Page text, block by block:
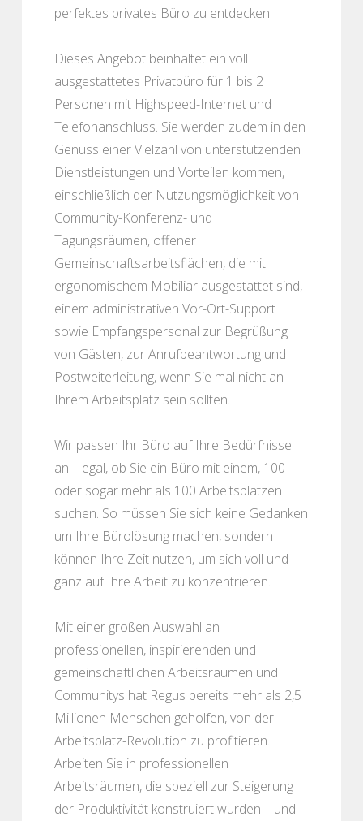
perfektes privates Büro zu entdecken.
Dieses Angebot beinhaltet ein voll
ausgestattetes Privatbüro für 1 bis 2
Personen mit Highspeed-Internet und
Telefonanschluss. Sie werden zudem in den
Genuss einer Vielzahl von unterstützenden
Dienstleistungen und Vorteilen kommen,
einschließlich der Nutzungsmöglichkeit von
Community-Konferenz- und
Tagungsräumen, offener
Gemeinschaftsarbeitsflächen, die mit
ergonomischem Mobiliar ausgestattet sind,
einem administrativen Vor-Ort-Support
sowie Empfangspersonal zur Begrüßung
von Gästen, zur Anrufbeantwortung und
Postweiterleitung, wenn Sie mal nicht an
Ihrem Arbeitsplatz sein sollten.
Wir passen Ihr Büro auf Ihre Bedürfnisse
an – egal, ob Sie ein Büro mit einem, 100
oder sogar mehr als 100 Arbeitsplätzen
suchen. So müssen Sie sich keine Gedanken
um Ihre Bürolösung machen, sondern
können Ihre Zeit nutzen, um sich voll und
ganz auf Ihre Arbeit zu konzentrieren.
Mit einer großen Auswahl an
professionellen, inspirierenden und
gemeinschaftlichen Arbeitsräumen und
Communitys hat Regus bereits mehr als 2,5
Millionen Menschen geholfen, von der
Arbeitsplatz-Revolution zu profitieren.
Arbeiten Sie in professionellen
Arbeitsräumen, die speziell zur Steigerung
der Produktivität konstruiert wurden – und